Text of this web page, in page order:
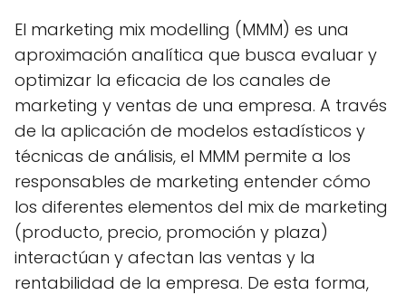
El marketing mix modelling (MMM) es una
aproximación analítica que busca evaluar y
optimizar la eficacia de los canales de
marketing y ventas de una empresa. A través
de la aplicación de modelos estadísticos y
técnicas de análisis, el MMM permite a los
responsables de marketing entender cómo
los diferentes elementos del mix de marketing
(producto, precio, promoción y plaza)
interactúan y afectan las ventas y la
rentabilidad de la empresa. De esta forma,